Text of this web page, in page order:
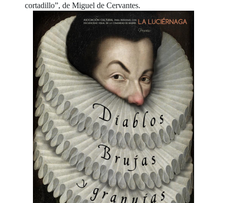
cortadillo”, de Miguel de Cervantes.